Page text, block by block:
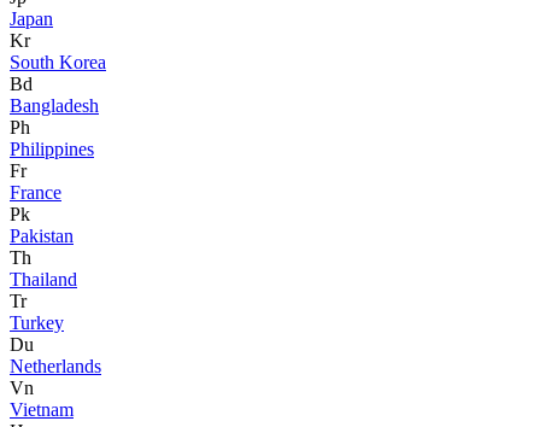
Japan
Kr
South Korea
Bd
Bangladesh
Ph
Philippines
Fr
France
Pk
Pakistan
Th
Thailand
Tr
Turkey
Du
Netherlands
Vn
Vietnam